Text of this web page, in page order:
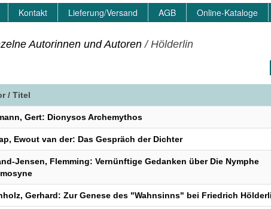
Kontakt Lieferung/Versand AGB Online-Kataloge
Autorinnen und Autoren/ Hölderlin
/ Titel
Gert: Dionysos Archemythos
Ewout van der: Das Gespräch der Dichter
Jensen, Flemming: Vernünftige Gedanken über Die Nymphe
Gerhard: Zur Genese des "Wahnsinns" bei Friedrich